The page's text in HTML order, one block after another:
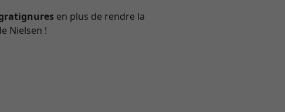
en plus de rendre la
Nielsen !